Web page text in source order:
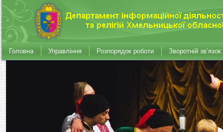
Головна Управління Розпорядок роботи Зворотній зв’язок